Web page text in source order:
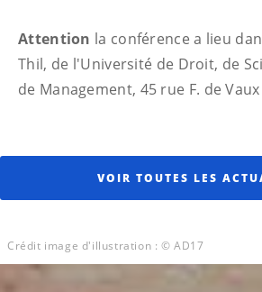
Attention la conférence a lieu
Thil, de l'Université de Droit, de
de Management, 45 rue F. de
VOIR TOUTES LES
Crédit image d'illustration : © AD17